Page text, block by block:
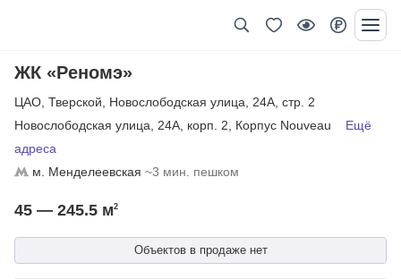
ЖК «Реномэ»
ЦАО Тверской Новослободская улица 24А стр. 2
Новослободская улица
24А корп. 2 Корпус Nouveau
Ещё
адреса
м. Менделеевская ~3 мин. пешком
Объектов в продаже нет
45 — 245.5 м2